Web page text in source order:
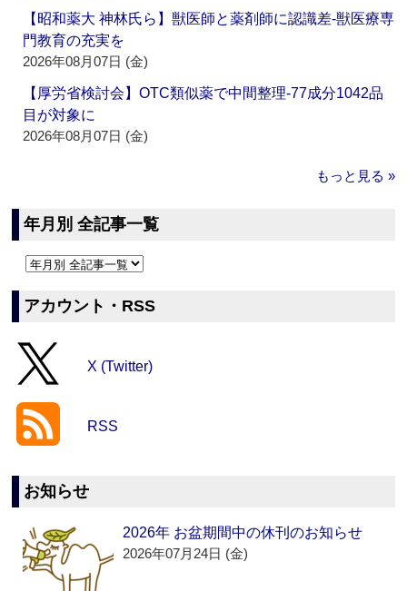
【昭和薬大 神林氏ら】獣医師と薬剤師に認識差‐獣医療専
門教育の充実を
2026年08月07日 (金)
【厚労省検討会】OTC類似薬で中間整理‐77成分1042品
目が対象に
2026年08月07日 (金)
もっと見る »
年月別 全記事一覧
アカウント・RSS
X (Twitter)
RSS
お知らせ
2026年 お盆期間中の休刊のお知らせ
2026年07月24日 (金)